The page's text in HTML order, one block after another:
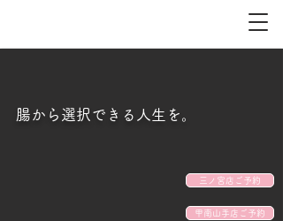
甲南山手店ご予約
​腸から選択できる人生を。
三ノ宮店ご予約